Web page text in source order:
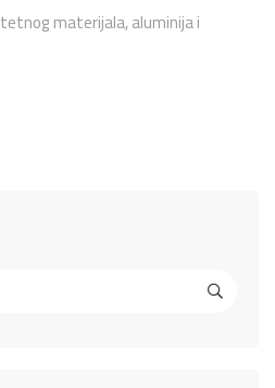
materijala, aluminija i